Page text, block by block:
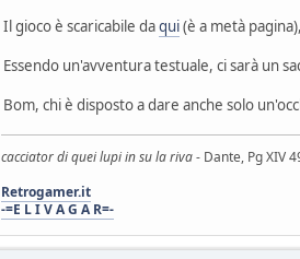
Il gioco è scaricabile daqui(è a metà
Essendo un'avventura testuale, ci sarà un
Bom, chi è disposto a dare anche solo
cacciator di quei lupi in su la riva- Dante, Pg XIV
Retrogamer.it
-=E L I V A G A R=-